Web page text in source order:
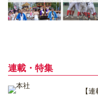
連載・特集
【